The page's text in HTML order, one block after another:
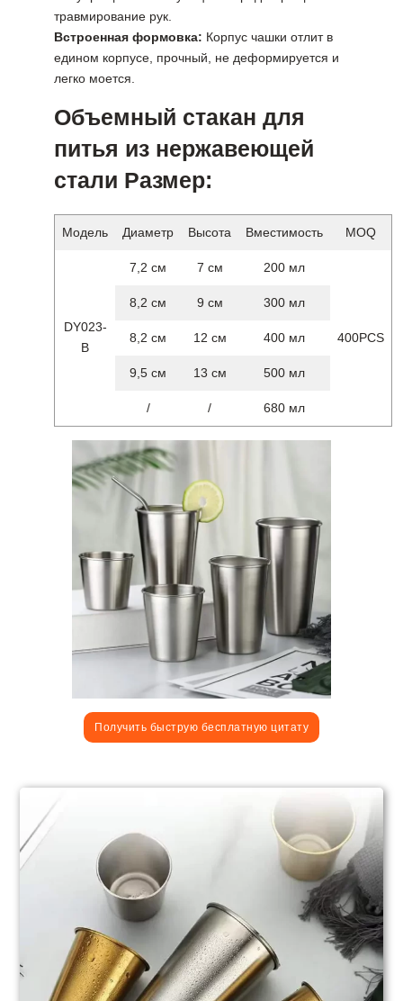
травмирование рук.
Встроенная формовка: Корпус чашки отлит в
едином корпусе, прочный, не деформируется и
легко моется.
Объемный стакан для
питья из нержавеющей
стали Размер:
Модель Диаметр Высота Вместимость MOQ
DY023-
B
7,2 см 7 см 200 мл
400PCS
8,2 см 9 см 300 мл
8,2 см 12 см 400 мл
9,5 см 13 см 500 мл
/ / 680 мл
Получить быструю бесплатную цитату